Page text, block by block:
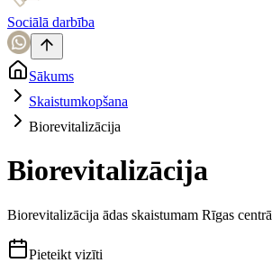
Sociālā darbība
Sākums
Skaistumkopšana
Biorevitalizācija
Biorevitalizācija
Biorevitalizācija ādas skaistumam Rīgas centrā
Pieteikt vizīti